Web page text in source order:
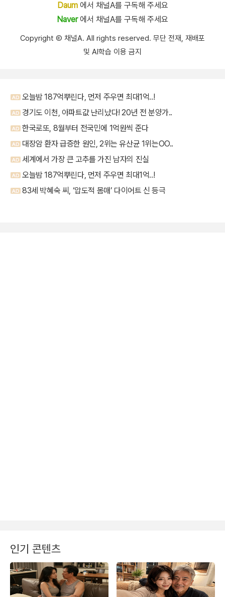
Daum에서 채널A를 구독해 주세요
Naver에서 채널A를 구독해 주세요
Copyright Ⓒ 채널A. All rights reserved. 무단 전재, 재배포
및 AI학습 이용 금지
인기 콘텐츠